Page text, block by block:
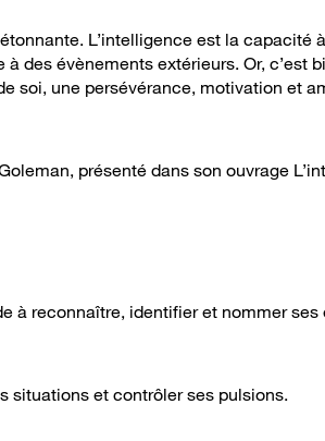
L’intelligence est la capacité
des évènements extérieurs. Or, c’est
soi, une persévérance, motivation et
présenté dans son ouvrage
à reconnaître, identifier et nommer ses
situations et contrôler ses pulsions.